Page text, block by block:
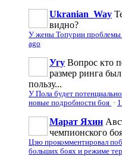
Ukranian_Way
видно?
У жены Топурии
ago
Угу Вопрос кто
размер ринга
пользу...
У Пола будет
новые подробности боя ·
Марат Яхин
чемпионского
Цзю прокомментировал
больших боях и режиме